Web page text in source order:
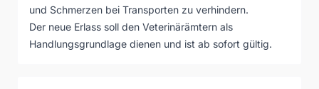
und Schmerzen bei Transporten zu verhindern.
Der neue Erlass soll den Veterinärämtern als
Handlungsgrundlage dienen und ist ab sofort gültig.